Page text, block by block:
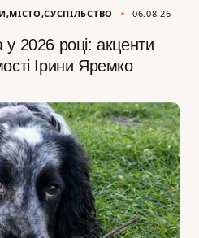
МІСТО СУСПІЛЬСТВО 06.08.26
2026 році: акценти
Ірини Яремко